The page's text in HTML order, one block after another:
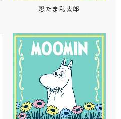
忍たま乱太郎